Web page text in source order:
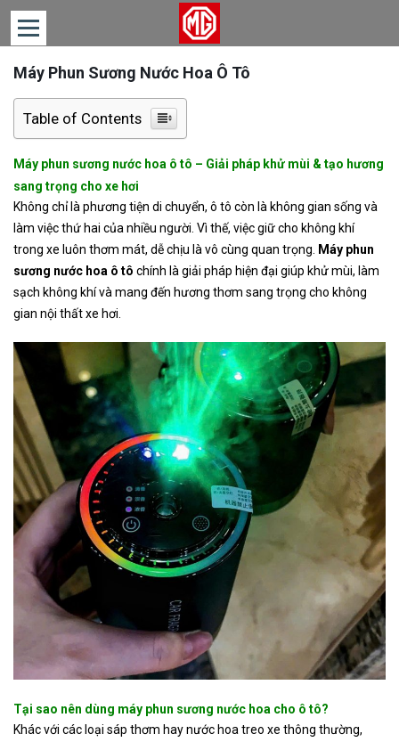
TRANG
DÒNG
TIN
TỨC
LIÊN
HỆ
Máy Phun Sương Nước Hoa Ô Tô
Table of Contents
Máy phun sương nước hoa ô tô – Giải pháp khử mùi & tạo hương
sang trọng cho xe hơi
Không chỉ là phương tiện di chuyển, ô tô còn là không gian sống và
làm việc thứ hai của nhiều người. Vì thế, việc giữ cho không khí
trong xe luôn thơm mát, dễ chịu là vô cùng quan trọng.
Máy phun
sương nước hoa ô tô chính là giải pháp hiện đại giúp khử mùi, làm
sạch không khí và mang đến hương thơm sang trọng cho không
gian nội thất xe hơi.
Tại sao nên dùng máy phun sương nước hoa cho ô tô?
Khác với các loại sáp thơm hay nước hoa treo xe thông thường,